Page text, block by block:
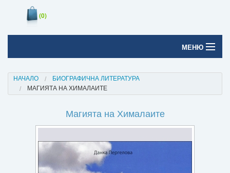
(0)
МЕНЮ
Печатни книги
Електронни книги
НАЧАЛО
БИОГРАФИЧНА ЛИТЕРАТУРА
МАГИЯТА НА ХИМАЛАИТЕ
Магията на Хималаите